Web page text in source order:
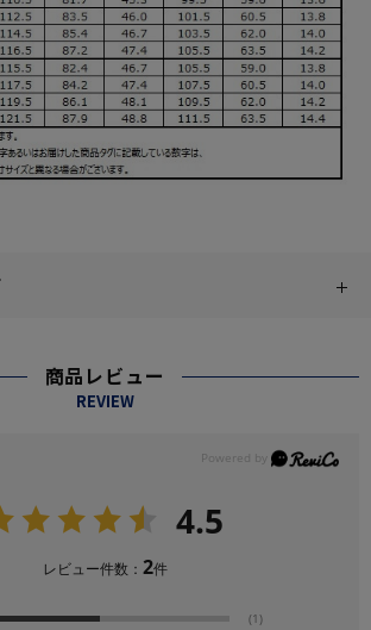
商品レビュー
REVIEW
4.5
レビュー件数： 2件
(1)